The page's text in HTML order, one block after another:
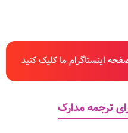
اینستاگرام ما کلیک کنید
ترجمه مدارک